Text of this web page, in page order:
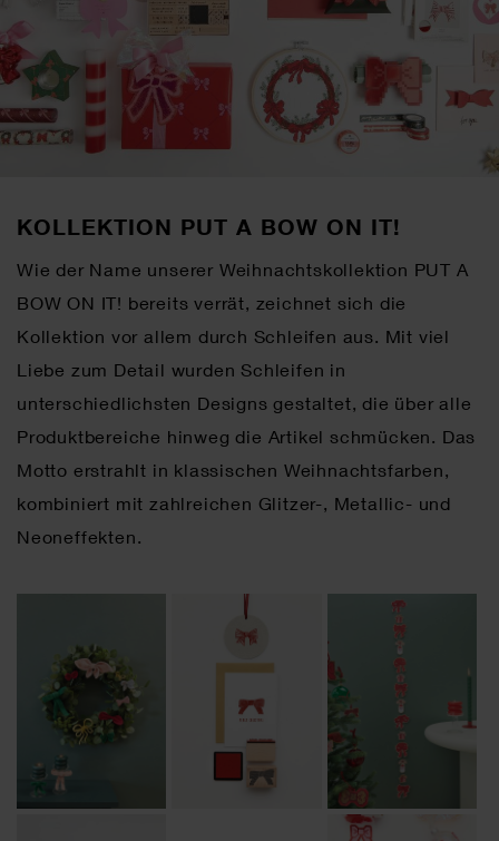
KOLLEKTION PUT A BOW ON IT!
Wie der Name unserer Weihnachtskollektion PUT A
BOW ON IT! bereits verrät, zeichnet sich die
Kollektion vor allem durch Schleifen aus. Mit viel
Liebe zum Detail wurden Schleifen in
unterschiedlichsten Designs gestaltet, die über alle
Produktbereiche hinweg die Artikel schmücken. Das
Motto erstrahlt in klassischen Weihnachtsfarben,
kombiniert mit zahlreichen Glitzer-, Metallic- und
Neoneffekten.